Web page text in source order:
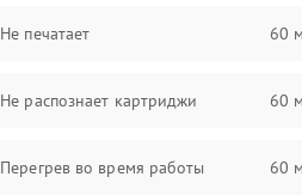
Не печатает 60
Не распознает картриджи 60
Перегрев во время работы 60